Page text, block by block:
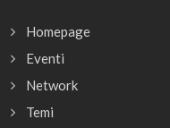
Homepage
Eventi
Network
Temi